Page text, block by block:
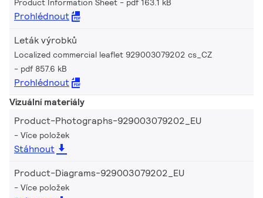
Product Information Sheet pdf 163.1 kB
Prohlédnout
Leták výrobků
Localized commercial leaflet 929003079202 cs_CZ
pdf 857.6 kB
Prohlédnout
Vizuální materiály
Product-Photographs-929003079202_EU
Více položek
Stáhnout
Product-Diagrams-929003079202_EU
Více položek